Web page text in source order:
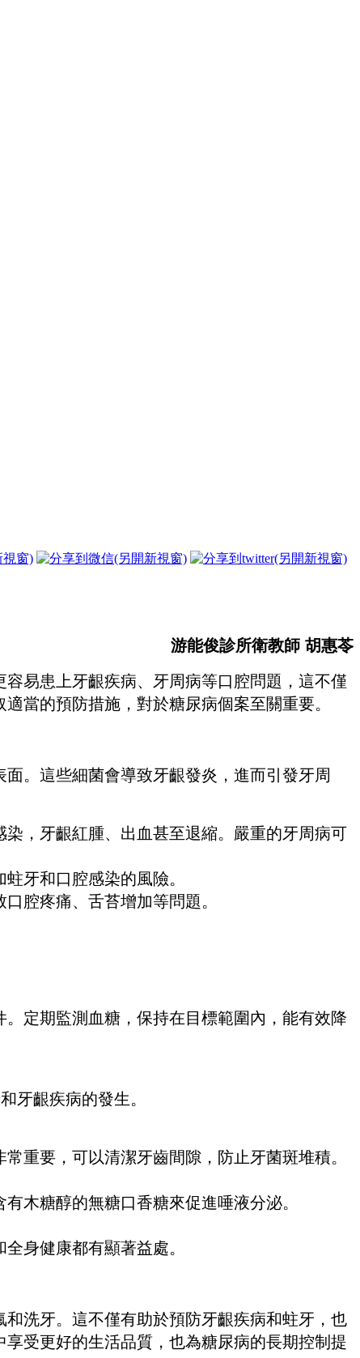
游能俊診所衛教師 胡惠苓
易患上牙齦疾病、牙周病等口腔問題，這不僅
當的預防措施，對於糖尿病個案至關重要。
。這些細菌會導致牙齦發炎，進而引發牙周
，牙齦紅腫、出血甚至退縮。嚴重的牙周病可
牙和口腔感染的風險。
腔疼痛、舌苔增加等問題。
定期監測血糖，保持在目標範圍內，能有效降
牙齦疾病的發生。
重要，可以清潔牙齒間隙，防止牙菌斑堆積。
木糖醇的無糖口香糖來促進唾液分泌。
身健康都有顯著益處。
洗牙。這不僅有助於預防牙齦疾病和蛀牙，也
受更好的生活品質，也為糖尿病的長期控制提